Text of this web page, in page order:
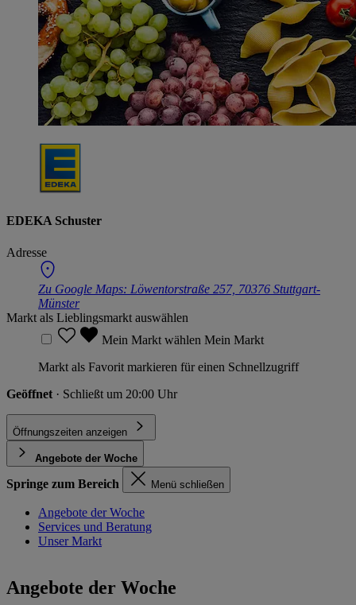
EDEKA Schuster
Adresse
Zu Google Maps: Löwentorstraße 257, 70376 Stuttgart-
Münster
Markt als Lieblingsmarkt auswählen
Mein Markt wählen Mein Markt
Markt als Favorit markieren für einen Schnellzugriff
Geöffnet · Schließt um 20:00 Uhr
Öffnungszeiten anzeigen
Angebote der Woche
Springe zum Bereich Menü schließen
Angebote der Woche
Services und Beratung
Unser Markt
Angebote der Woche